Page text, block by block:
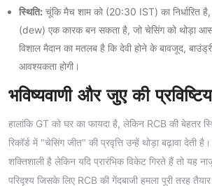
स्थिति: चूंकि मैच शाम को (20:30 IST) का निर्धारित है,
(dew) एक कारक बन सकता है, जो चेसिंग को थोड़ा
विशाल मैदान का मतलब है कि देवी होने के बावजूद,
आवश्यकता होगी।
भविष्यवाणी और जुए की
हालांकि GT को घर का फायदा है, लेकिन RCB की बेहतर
रिकॉर्ड में "चेसिंग जीत" की प्रवृत्ति उन्हें थोड़ा बढ़ावा देती
शक्तिशाली है लेकिन यदि प्रारंभिक विकेट गिरते हैं तो यह
परिदृश्य जिसके लिए RCB की गेंदबाजी हमला पूरी तरह